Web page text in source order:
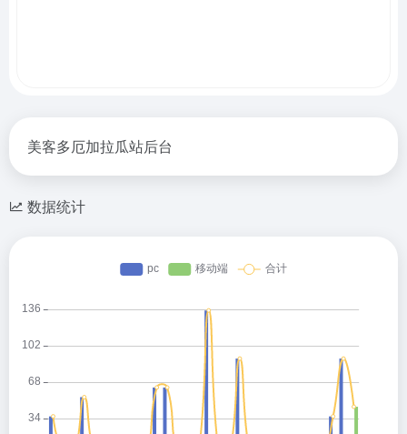
美客多厄加拉瓜站后台
数据统计